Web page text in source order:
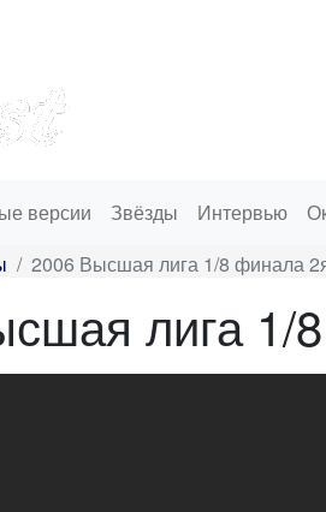
версии Звёзды Интервью
2006 Высшая лига 1/8 финала
лига 1/